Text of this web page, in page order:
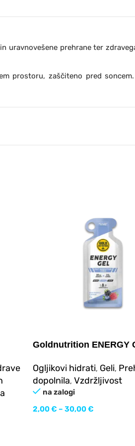
uravnovešene prehrane ter
prostoru, zaščiteno pred
Goldnutrition ENERGY
Ogljikovi hidrati, Geli,
dopolnila, Vzdržljivost
na zalogi
2,00€ – 30,00€